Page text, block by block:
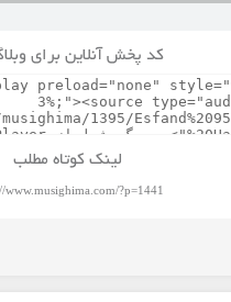
کد پخش آنلاین برای
لینک کوتاه مطلب
www.musighima.com/?p=1441